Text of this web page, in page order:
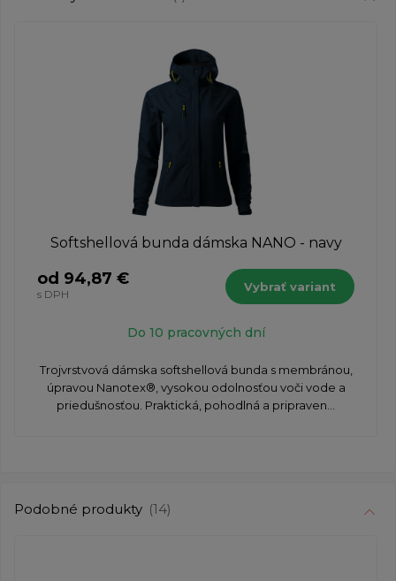
Softshellová bunda dámska NANO - navy
od 94,87 €
s DPH
Vybrať variant
Do 10 pracovných dní
Trojvrstvová dámska softshellová bunda s membránou,
úpravou Nanotex®, vysokou odolnosťou voči vode a
priedušnosťou. Praktická, pohodlná a pripraven...
Podobné produkty (14)